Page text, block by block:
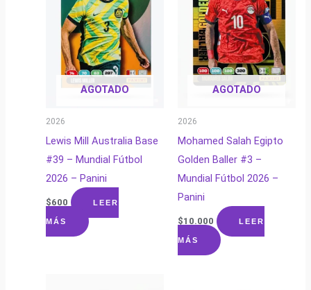
AGOTADO
2026
Lewis Mill Australia Base
#39 – Mundial Fútbol
2026 – Panini
$600 LEER
MÁS
AGOTADO
2026
Mohamed Salah Egipto
Golden Baller #3 –
Mundial Fútbol 2026 –
Panini
$10.000 LEER
MÁS